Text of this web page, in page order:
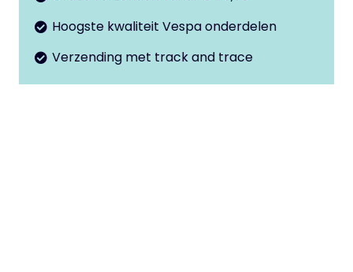
Hoogste kwaliteit Vespa onderdelen
Verzending met track and trace